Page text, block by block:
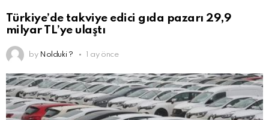
Türkiye’de takviye edici gıda pazarı 29,9
milyar TL’ye ulaştı
by Nolduki ? 1 ay önce